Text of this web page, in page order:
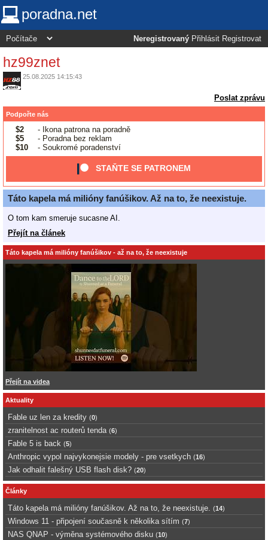
poradna.net
Neregistrovaný Přihlásit Registrovat
hz99znet
25.08.2025 14:15:43
Poslat zprávu
Podpořte nás
$2
- Ikona patrona na poradně
$5
- Poradna bez reklam
$10
- Soukromé poradenství
STAŇTE SE PATRONEM
Táto kapela má milióny fanúšikov. Až na to, že neexistuje.
O tom kam smeruje sucasne AI.
Přejít na článek
Táto kapela má milióny fanúšikov - až na to, že neexistuje
Přejít na videa
Aktuality
Fable uz len za kredity (0)
zranitelnost ac routerů tenda (6)
Fable 5 is back (5)
Anthropic vypol najvykonejsie modely - pre vsetkych (16)
Jak odhalit falešný USB flash disk? (20)
Články
Táto kapela má milióny fanúšikov. Až na to, že neexistuje. (14)
Windows 11 - připojení současně k několika sítím (7)
NAS QNAP - výměna systémového disku (10)